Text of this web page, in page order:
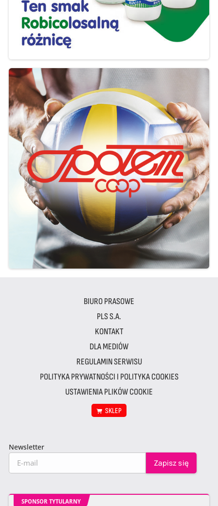
BIURO PRASOWE
PLS S.A.
KONTAKT
DLA MEDIÓW
REGULAMIN SERWISU
POLITYKA PRYWATNOŚCI I POLITYKA COOKIES
USTAWIENIA PLIKÓW COOKIE
SKLEP
Newsletter
SPONSOR TYTULARNY